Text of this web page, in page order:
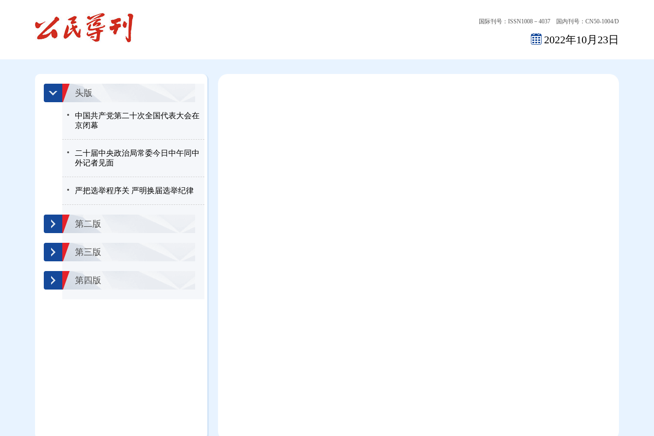
国际刊号：ISSN1008－4037 国内刊号：CN50-1004/D
2022年10月23日
头版
中国共产党第二十次全国代表大会在
京闭幕
二十届中央政治局常委今日中午同中
外记者见面
严把选举程序关 严明换届选举纪律
第二版
第三版
第四版